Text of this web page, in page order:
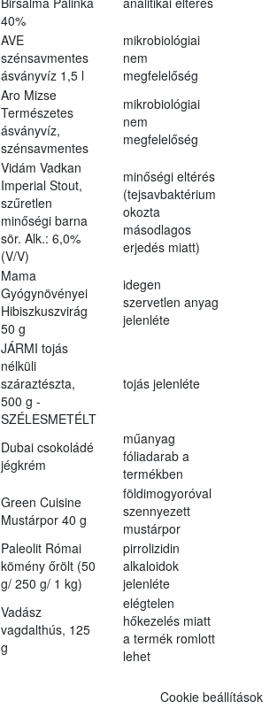
40%
AVE
szénsavmentes
ásványvíz 1,5 l
mikrobiológiai
nem
megfelelőség
Aro Mizse
Természetes
ásványvíz,
szénsavmentes
mikrobiológiai
nem
megfelelőség
Vidám Vadkan
Imperial Stout,
szűretlen
minőségi barna
sör. Alk.: 6,0%
(V/V)
minőségi eltérés
(tejsavbaktérium
okozta
másodlagos
erjedés miatt)
Mama
Gyógynövényei
Hibiszkuszvirág
50 g
idegen
szervetlen anyag
jelenléte
JÁRMI tojás
nélküli
száraztészta,
500 g -
SZÉLESMETÉLT
tojás jelenléte
Dubai csokoládé
jégkrém
műanyag
fóliadarab a
termékben
Green Cuisine
Mustárpor 40 g
földimogyoróval
szennyezett
mustárpor
Paleolit Római
kömény őrölt (50
g/ 250 g/ 1 kg)
pirrolizidin
alkaloidok
jelenléte
Vadász
vagdalthús, 125
g
elégtelen
hőkezelés miatt
a termék romlott
lehet
Cookie beállítások